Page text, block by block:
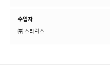
수입자
㈜ 스타럭스